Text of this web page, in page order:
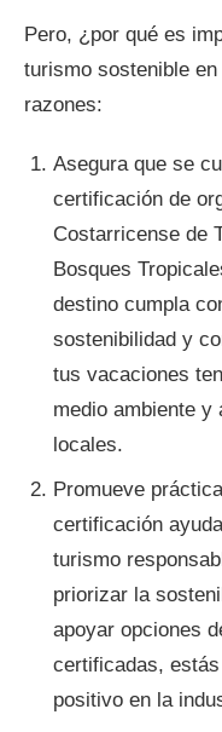
Pero, ¿por qué es
turismo sostenible
razones:
Asegura que se
certificación de
Costarricense de
Bosques
destino cumpla
sostenibilidad y
tus vacaciones
medio ambiente y
locales.
Promueve
certificación
turismo
priorizar la
apoyar opciones
certificadas,
positivo en la